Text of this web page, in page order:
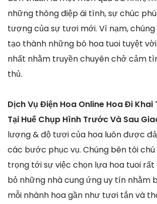
những thông điệp ái tình, sự chúc
tượng của sự tươi mới. Vì nạm,
tạo thành những bó hoa tuoi tuyệt
nhất nhằm truyền chuyên chở cảm
thủ.
Dịch Vụ Điện Hoa Online Hoa Đi
Tại Huế Chụp Hình Trước Và Sau
lượng & độ tươi của hoa luôn được
các bước phục vụ. Chúng bên tôi
trọng tới sự việc chọn lựa hoa tuoi
bỏ những nhà cung ứng uy tín nhằm
mỗi nhành hoa gần như tươi tắn và